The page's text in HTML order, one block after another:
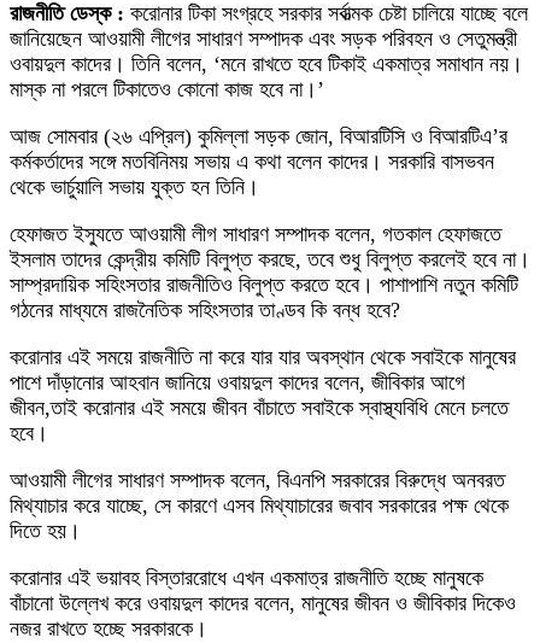
রাজনীতি ডেস্ক : করোনার টিকা সংগ্রহে সরকার সর্বাত্মক চেষ্টা চালিয়ে যাচ্ছে বলে
জানিয়েছেন আওয়ামী লীগের সাধারণ সম্পাদক এবং সড়ক পরিবহন ও সেতুমন্ত্রী
ওবায়দুল কাদের। তিনি বলেন, ‘মনে রাখতে হবে টিকাই একমাত্র সমাধান নয়।
মাস্ক না পরলে টিকাতেও কোনো কাজ হবে না।’
আজ সোমবার (২৬ এপ্রিল) কুমিল্লা সড়ক জোন, বিআরটিসি ও বিআরটিএ’র
কর্মকর্তাদের সঙ্গে মতবিনিময় সভায় এ কথা বলেন কাদের। সরকারি বাসভবন
থেকে ভার্চুয়ালি সভায় যুক্ত হন তিনি।
হেফাজত ইস্যুতে আওয়ামী লীগ সাধারণ সম্পাদক বলেন, গতকাল হেফাজতে
ইসলাম তাদের কেন্দ্রীয় কমিটি বিলুপ্ত করছে, তবে শুধু বিলুপ্ত করলেই হবে না।
সাম্প্রদায়িক সহিংসতার রাজনীতিও বিলুপ্ত করতে হবে। পাশাপাশি নতুন কমিটি
গঠনের মাধ্যমে রাজনৈতিক সহিংসতার তাণ্ডব কি বন্ধ হবে?
করোনার এই সময়ে রাজনীতি না করে যার যার অবস্থান থেকে সবাইকে মানুষের
পাশে দাঁড়ানোর আহবান জানিয়ে ওবায়দুল কাদের বলেন, জীবিকার আগে
জীবন,তাই করোনার এই সময়ে জীবন বাঁচাতে সবাইকে স্বাস্থ্যবিধি মেনে চলতে
হবে।
আওয়ামী লীগের সাধারণ সম্পাদক বলেন, বিএনপি সরকারের বিরুদ্ধে অনবরত
মিথ্যাচার করে যাচ্ছে, সে কারণে এসব মিথ্যাচারের জবাব সরকারের পক্ষ থেকে
দিতে হয়।
করোনার এই ভয়াবহ বিস্তাররোধে এখন একমাত্র রাজনীতি হচ্ছে মানুষকে
বাঁচানো উল্লেখ করে ওবায়দুল কাদের বলেন, মানুষের জীবন ও জীবিকার দিকেও
নজর রাখতে হচ্ছে সরকারকে।